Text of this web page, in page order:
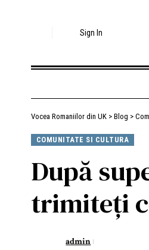
Sign In
Vocea Romaniilor din UK > Blog >
COMUNITATE SI CULTURA
După
trimiteți
admin